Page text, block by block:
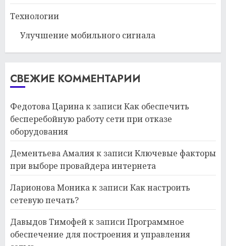
Технологии
Улучшение мобильного сигнала
СВЕЖИЕ КОММЕНТАРИИ
Федотова Царинак записиКак обеспечить
бесперебойную работу сети при отказе
оборудования
Дементьева Амалияк записиКлючевые факторы
при выборе провайдера интернета
Ларионова Моникак записиКак настроить
сетевую печать?
Давыдов Тимофейк записиПрограммное
обеспечение для построения и управления